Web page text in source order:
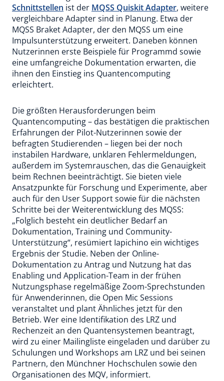
Schnittstellen ist der MQSS Quiskit Adapter, weitere
vergleichbare Adapter sind in Planung. Etwa der
MQSS Braket Adapter, der den MQSS um eine
Impulsunterstützung erweitert. Daneben können
Nutzerinnen erste Beispiele für Programmd sowie
eine umfangreiche Dokumentation erwarten, die
ihnen den Einstieg ins Quantencomputing
erleichtert.
Die größten Herausforderungen beim
Quantencomputing – das bestätigen die praktischen
Erfahrungen der Pilot-Nutzerinnen sowie der
befragten Studierenden – liegen bei der noch
instabilen Hardware, unklaren Fehlermeldungen,
außerdem im Systemrauschen, das die Genauigkeit
beim Rechnen beeinträchtigt. Sie bieten viele
Ansatzpunkte für Forschung und Experimente, aber
auch für den User Support sowie für die nächsten
Schritte bei der Weiterentwicklung des MQSS:
„Folglich besteht ein deutlicher Bedarf an
Dokumentation, Training und Community-
Unterstützung“, resümiert Iapichino ein wichtiges
Ergebnis der Studie. Neben der Online-
Dokumentation zu Antrag und Nutzung hat das
Enabling und Application-Team in der frühen
Nutzungsphase regelmäßige Zoom-Sprechstunden
für Anwenderinnen, die Open Mic Sessions
veranstaltet und plant Ähnliches jetzt für den
Betrieb. Wer eine Identifikation des LRZ und
Rechenzeit an den Quantensystemen beantragt,
wird zu einer Mailingliste eingeladen und darüber zu
Schulungen und Workshops am LRZ und bei seinen
Partnern, den Münchner Hochschulen sowie den
Organisationen des MQV, informiert.